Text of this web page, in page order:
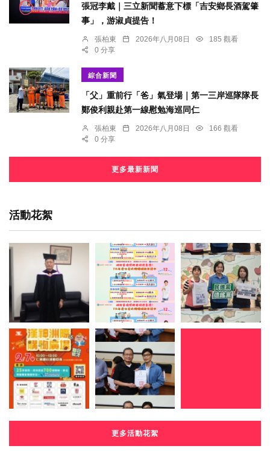
張冠李戴｜三立新聞蓄意下標「吉安鄉長酒駕肇
事」，游淑貞提告！
張柏東 2026年八月08日
185 觀看
0 分享
綜合新聞
「父」重前行「爸」氣登場｜第一三岸巡隊隊長
鄭俊利親赴第一線慰勉海巡同仁
張柏東 2026年八月08日
166 觀看
0 分享
更多最新新聞
活動花絮
更多活動花絮